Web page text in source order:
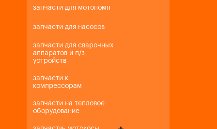
запчасти для мотопомп
запчасти для насосов
запчасти для сварочных
аппаратов и п/з
устройств
запчасти к
компрессорам
запчасти на тепловое
оборудование